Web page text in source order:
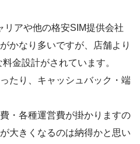
リアや他の格安SIM提供会社
かなり多いですが、店舗より
金設計がされています。
たり、キャッシュバック・端
・各種運営費が掛かりますの
大きくなるのは納得かと思い